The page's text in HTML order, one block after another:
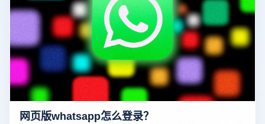
网页版whatsapp怎么登录？